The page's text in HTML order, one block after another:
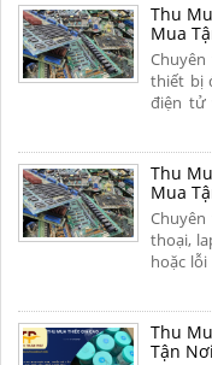
Thu
Mua
thiết bị
điện tử
miền
Thu
Mua
thoại,
hoặc
tận
Thu
Tận